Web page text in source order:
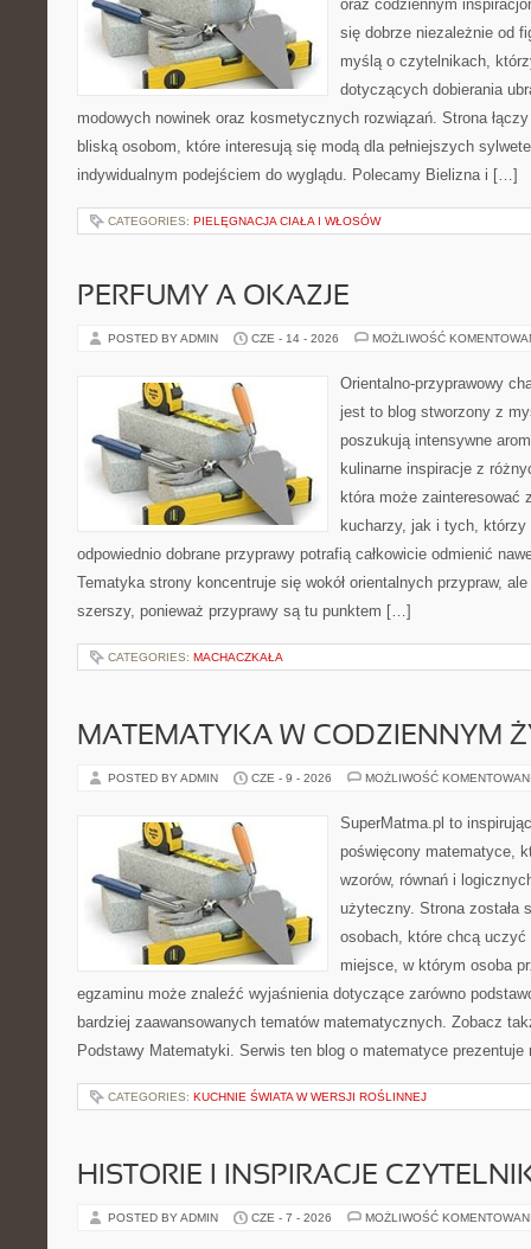
oraz codziennym
się dobrze niezależnie od
myślą o czytelnikach,
dotyczących dobierania
modowych nowinek oraz kosmetycznych rozwiązań. Strona
bliską osobom, które interesują się modą dla pełniejszych
indywidualnym podejściem do wyglądu. Polecamy Bielizna i […]
CATEGORIES: PIELĘGNACJA CIAŁA I WŁOSÓW
PERFUMY A OKAZJE
POSTED BY ADMIN CZE - 14 - 2026 MOŻLIWOŚĆ
Orientalno-przyprawowy
jest to blog stworzony z
poszukują intensywne
kulinarne inspiracje z
która może zainteresować
kucharzy, jak i tych, którzy
odpowiednio dobrane przyprawy potrafią całkowicie odmienić
Tematyka strony koncentruje się wokół orientalnych przypraw,
szerszy, ponieważ przyprawy są tu punktem […]
CATEGORIES: MACHACZKAŁA
MATEMATYKA W CODZIENNYM
POSTED BY ADMIN CZE - 9 - 2026 MOŻLIWOŚĆ
SuperMatma.pl to
poświęcony matematyce,
wzorów, równań i
użyteczny. Strona została
osobach, które chcą
miejsce, w którym osoba
egzaminu może znaleźć wyjaśnienia dotyczące zarówno
bardziej zaawansowanych tematów matematycznych. Zobacz
Podstawy Matematyki. Serwis ten blog o matematyce
CATEGORIES: KUCHNIE ŚWIATA W WERSJI ROŚLINNEJ
HISTORIE I INSPIRACJE
POSTED BY ADMIN CZE - 7 - 2026 MOŻLIWOŚĆ